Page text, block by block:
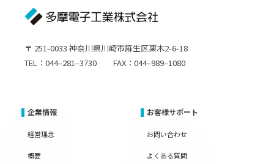
〒 251-0033 神奈川県川崎市麻生区栗木2-6-18
TEL：044–281–3730 FAX：044–989–1080
企業情報
経営理念
概要
お客様サポート
お問い合わせ
よくある質問